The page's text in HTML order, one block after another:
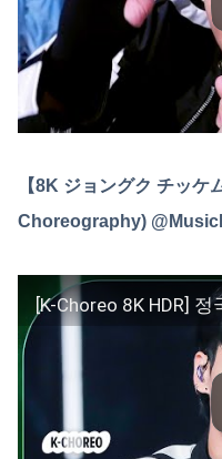
【8K ジョングク チッケ
Choreography)